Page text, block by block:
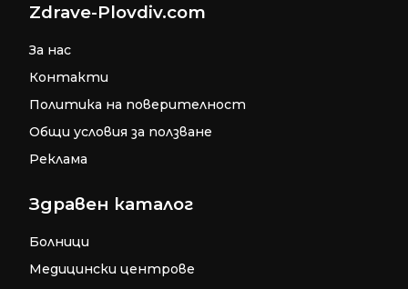
Zdrave-Plovdiv.com
За нас
Контакти
Политика на поверителност
Общи условия за ползване
Реклама
Здравен каталог
Болници
Медицински центрове